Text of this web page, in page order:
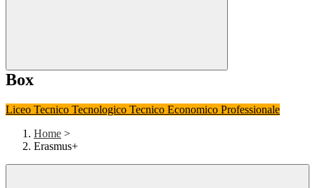
Box
Liceo Tecnico Tecnologico Tecnico Economico Professionale
Home >
Erasmus+